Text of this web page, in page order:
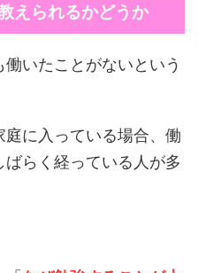
えられるかどうか
いたことがないという
に入っている場合、働
らく経っている人が多